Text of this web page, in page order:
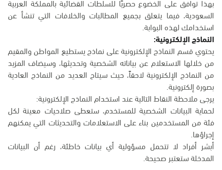
السعودية، فيما يتعلق بجميع المطالبات والخلافات التي تنشأ عن
استخدامك لهذه البوابة.
النماذج الإلكترونية:
يحتوي قسم النماذج الإلكترونية على نماذج يستطيع المواطن والمقيم
من خلالها الاستعلام عن بياناته الشخصية وتحديثها، وسيضاف المزيد
من النماذج الإلكترونية لاحقاً، حيث سيتاح العديد من النماذج العادية
بصورة إلكترونية.
يرجى ملاحظة النقاط التالية عند استخدام النماذج الإلكترونية:
لحماية البيانات الشخصية للمستخدم، ستعطى صلاحيات معينة لكل
فئة من المستخدمين بناء على الاستعلامات والتحديثات التي يمكنهم
إجراؤها.
أبشر أفراد لا تتحمل مسؤولية أي بيانات خاطئة، رغم أن البيانات
المدخلة ستعتبر صحيحة.